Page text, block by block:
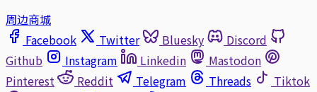
周边商城
Facebook
Twitter Bluesky
Discord
Github
Instagram Linkedin
Mastodon
Pinterest
Reddit Telegram Threads
Tiktok